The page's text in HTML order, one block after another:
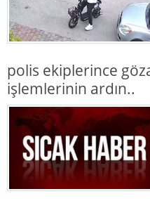
polis ekiplerince
işlemlerinin ardın..